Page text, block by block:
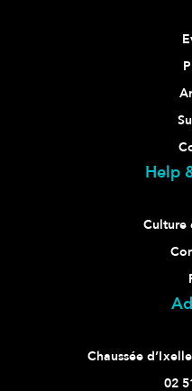
Help
Culture
Chaussée
02